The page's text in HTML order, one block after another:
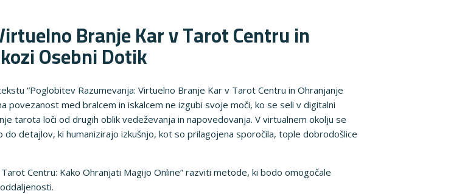
Branje Kar v Tarot Centru in
Osebni Dotik
“Poglobitev Razumevanja: Virtuelno Branje Kar v Tarot Centru in Ohranjanje
povezanost med bralcem in iskalcem ne izgubi svoje moči, ko se seli v digitalni
tarota loči od drugih oblik vedeževanja in napovedovanja. V virtualnem okolju se
detajlov, ki humanizirajo izkušnjo, kot so prilagojena sporočila, tople dobrodošlice
Centru: Kako Ohranjati Magijo Online” razviti metode, ki bodo omogočale